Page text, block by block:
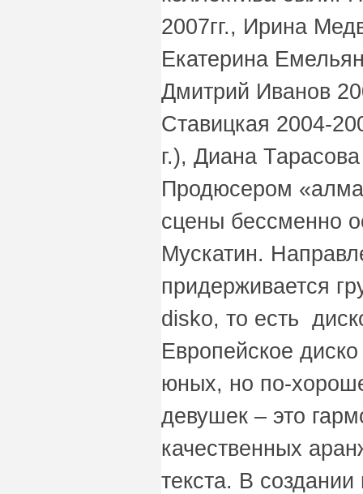
2007гг., Ирина
Екатерина
Дмитрий Иванов
Ставицкая 2004-
г.), Диана
Продюсером
сцены бессменно
Мускатин.
придерживается
disko, то есть
Европейское
юных, но по-
девушек – это
качественных
текста. В